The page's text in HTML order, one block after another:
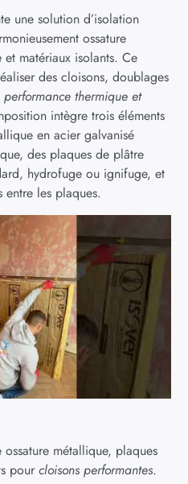
une solution d’isolation
ossature
matériaux isolants. Ce
des cloisons, doublages
performance thermique et
intègre trois éléments
en acier galvanisé
des plaques de plâtre
hydrofuge ou ignifuge, et
entre les plaques.
métallique, plaques
pour cloisons performantes.